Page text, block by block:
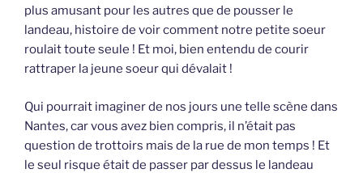
plus amusant pour les autres que de pousser le
landeau, histoire de voir comment notre petite soeur
roulait toute seule ! Et moi, bien entendu de courir
rattraper la jeune soeur qui dévalait !
Qui pourrait imaginer de nos jours une telle scène dans
Nantes, car vous avez bien compris, il n’était pas
question de trottoirs mais de la rue de mon temps ! Et
le seul risque était de passer par dessus le landeau